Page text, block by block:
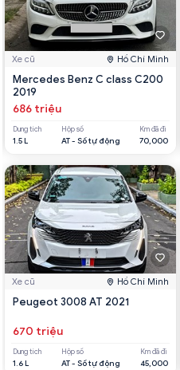
Xe cũ Hồ Chí Minh
Mercedes Benz C class C200
2019
686 triệu
Dung tích
1.5 L
Hộp số
AT - Số tự động
Km đã đi
70,000
Xe cũ Hồ Chí Minh
Peugeot 3008 AT 2021
670 triệu
Dung tích
1.6 L
Hộp số
AT - Số tự động
Km đã đi
45,000